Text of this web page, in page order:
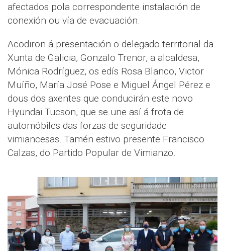
afectados pola correspondente instalación de
conexión ou vía de evacuación.
Acodiron á presentación o delegado territorial da
Xunta de Galicia, Gonzalo Trenor, a alcaldesa,
Mónica Rodríguez, os edís Rosa Blanco, Victor
Muíño, María José Pose e Miguel Ángel Pérez e
dous dos axentes que conducirán este novo
Hyundai Tucson, que se une así á frota de
automóbiles das forzas de seguridade
vimiancesas. Tamén estivo presente Francisco
Calzas, do Partido Popular de Vimianzo.